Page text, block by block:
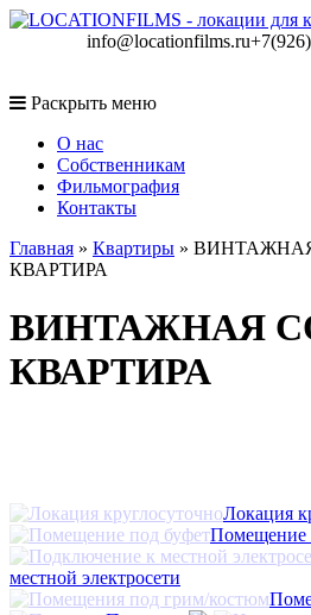
info@locationfilms.ru
Раскрыть меню
O нас
Собственникам
Фильмография
Контакты
Главная » Квартиры »
КВАРТИРА
ВИНТАЖНАЯ
КВАРТИРА
Локация
Помещение
местной электросети